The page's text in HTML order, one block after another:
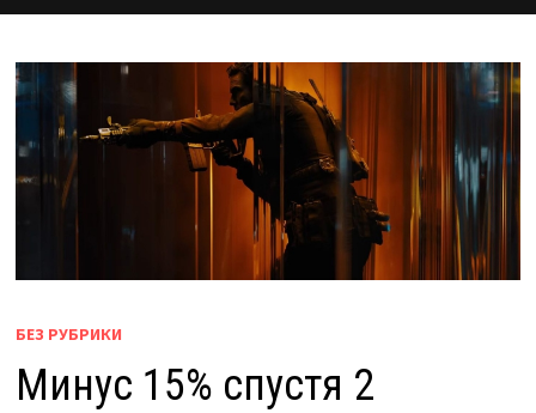
БЕЗ РУБРИКИ
Минус 15% спустя 2